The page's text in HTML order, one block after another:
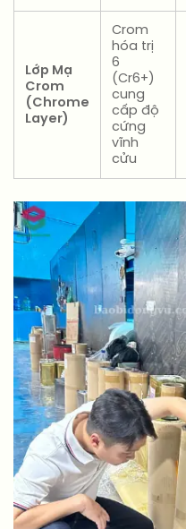
Lớp Mạ
Crom
(Chrome
Layer)
Crom
hóa trị
6
(Cr6+)
cung
cấp độ
cứng
vĩnh
cửu